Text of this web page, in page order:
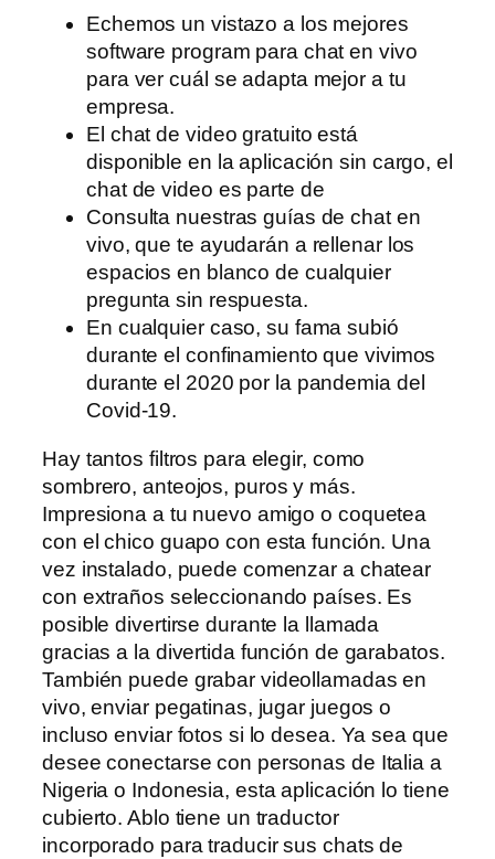
Echemos un vistazo a los mejores
software program para chat en vivo
para ver cuál se adapta mejor a tu
empresa.
El chat de video gratuito está
disponible en la aplicación sin cargo, el
chat de video es parte de
Consulta nuestras guías de chat en
vivo, que te ayudarán a rellenar los
espacios en blanco de cualquier
pregunta sin respuesta.
En cualquier caso, su fama subió
durante el confinamiento que vivimos
durante el 2020 por la pandemia del
Covid-19.
Hay tantos filtros para elegir, como
sombrero, anteojos, puros y más.
Impresiona a tu nuevo amigo o coquetea
con el chico guapo con esta función. Una
vez instalado, puede comenzar a chatear
con extraños seleccionando países. Es
posible divertirse durante la llamada
gracias a la divertida función de garabatos.
También puede grabar videollamadas en
vivo, enviar pegatinas, jugar juegos o
incluso enviar fotos si lo desea. Ya sea que
desee conectarse con personas de Italia a
Nigeria o Indonesia, esta aplicación lo tiene
cubierto. Ablo tiene un traductor
incorporado para traducir sus chats de